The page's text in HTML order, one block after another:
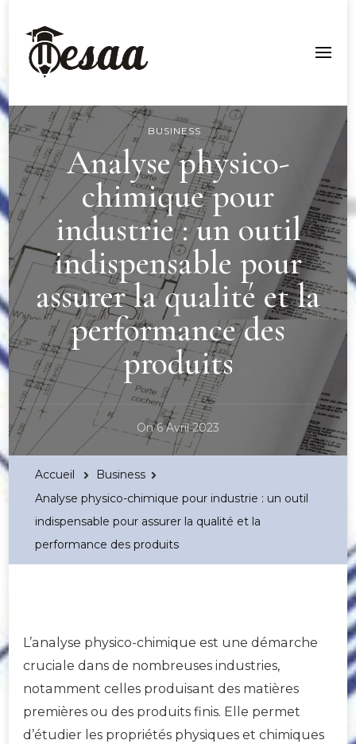
Esaa Aquitaine
BUSINESS
Analyse physico-
chimique pour
industrie : un outil
indispensable pour
assurer la qualité et la
performance des
produits
On6 Avril 2023
Accueil
Business
Analyse physico-chimique pour industrie : un outil
indispensable pour assurer la qualité et la
performance des produits
L’analyse physico-chimique est une démarche
cruciale dans de nombreuses industries,
notamment celles produisant des matières
premières ou des produits finis. Elle permet
d’étudier les propriétés physiques et chimiques